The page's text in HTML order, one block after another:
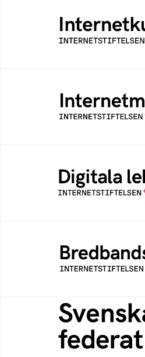
Samlad kunskap som
säker och medveten
Ett digitalt museum som
av
Öppen digital lärresurs
för alla stadier i
Bredbandskollen är
konsumentverktyg
Svenska
Grunden för
kontextspecifik